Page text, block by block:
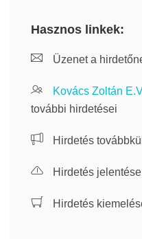
Hasznos linkek:
Üzenet a
Kovács Zoltán
további hirdetései
Hirdetés
Hirdetés jelentése
Hirdetés